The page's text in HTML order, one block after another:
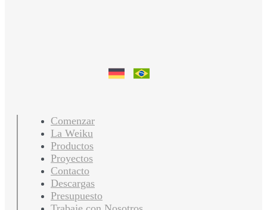
Comenzar
La Weiku
Productos
Proyectos
Contacto
Descargas
Presupuesto